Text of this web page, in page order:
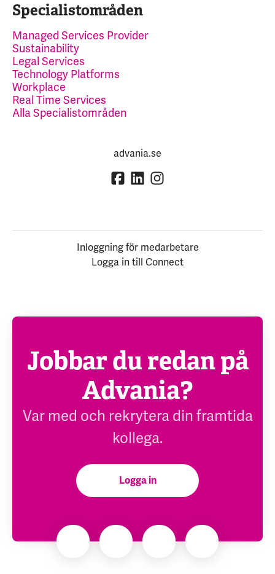
Specialistområden
Managed Services Provider
Sustainability
Legal Services
Technology Platforms
Workplace
Real Time Services
Alla Specialistområden
advania.se
Inloggning för medarbetare
Logga in till Connect
Jobbar du redan på
Advania?
Var med och rekrytera din framtida
kollega.
Logga in